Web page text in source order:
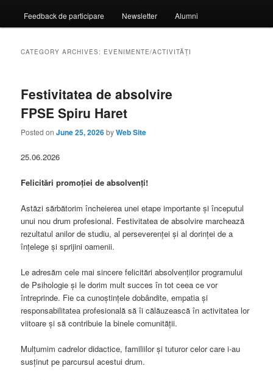
Feedback de participare Newsletter Alumni
CATEGORY ARCHIVES: EVENIMENTE/ACTIVITĂȚI
Festivitatea de absolvire
FPSE Spiru Haret
Posted onJune 25, 2026byWeb Site
25.06.2026
Felicitări promoției de absolvenți!
Astăzi sărbătorim încheierea unei etape importante și începutul
unui nou drum profesional. Festivitatea de absolvire marchează
rezultatul anilor de studiu, al perseverenței și al dorinței de a
înțelege și sprijini oamenii.
Le adresăm cele mai sincere felicitări absolvenților programului
de Psihologie și le dorim mult succes în tot ceea ce vor
întreprinde. Fie ca cunoștințele dobândite, empatia și
responsabilitatea profesională să îi călăuzească în activitatea lor
viitoare și să contribuie la binele comunității.
Mulțumim cadrelor didactice, familiilor și tuturor celor care i-au
susținut pe parcursul acestui drum.